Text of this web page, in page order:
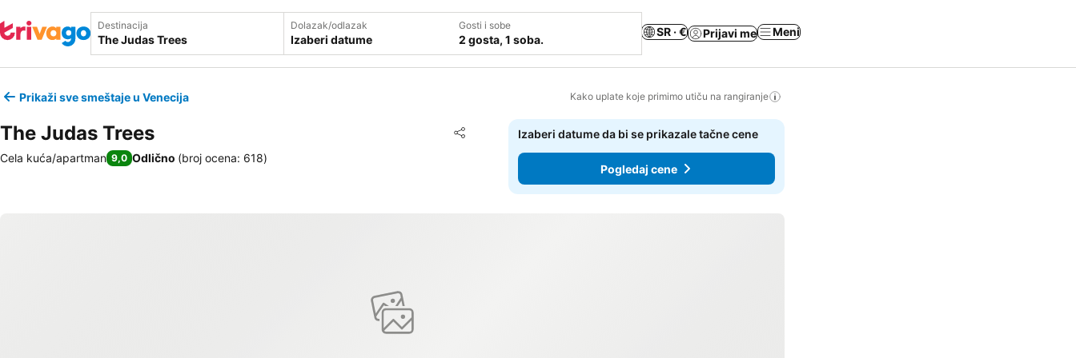
Destinacija Dolazak/odlazak
Izaberi datume
Gosti i sobe
2 gosta, 1 soba.
SR · € Prijavi me Meni
Prikaži sve smeštaje u Venecija Kako uplate koje primimo utiču na rangiranje
The Judas Trees Deli
Dodati u favorite
Cela kuća/apartman 9,0 Odlično (broj ocena: 618)
Izaberi datume da bi se prikazale tačne cene
Pogledaj cene